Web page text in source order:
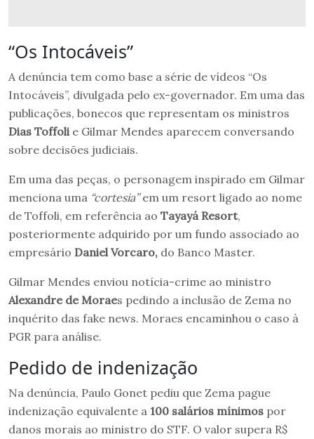
“Os Intocáveis”
A denúncia tem como base a série de vídeos “Os
Intocáveis”, divulgada pelo ex-governador. Em uma das
publicações, bonecos que representam os ministros
Dias Toffoli e Gilmar Mendes aparecem conversando
sobre decisões judiciais.
Em uma das peças, o personagem inspirado em Gilmar
menciona uma “cortesia”em um resort ligado ao nome
de Toffoli, em referência ao Tayayá Resort,
posteriormente adquirido por um fundo associado ao
empresário Daniel Vorcaro, do Banco Master.
Gilmar Mendes enviou notícia-crime ao ministro
Alexandre de Moraes pedindo a inclusão de Zema no
inquérito das fake news. Moraes encaminhou o caso à
PGR para análise.
Pedido de indenização
Na denúncia, Paulo Gonet pediu que Zema pague
indenização equivalente a 100 salários mínimos por
danos morais ao ministro do STF. O valor supera R$